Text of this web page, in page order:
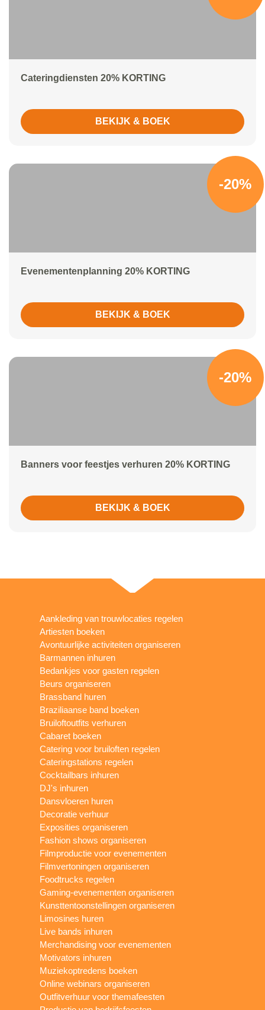
Cateringdiensten 20% KORTING
BEKIJK & BOEK
-20%
Evenementenplanning 20% KORTING
BEKIJK & BOEK
-20%
Banners voor feestjes verhuren 20% KORTING
BEKIJK & BOEK
Aankleding van trouwlocaties regelen
Artiesten boeken
Avontuurlijke activiteiten organiseren
Barmannen inhuren
Bedankjes voor gasten regelen
Beurs organiseren
Brassband huren
Braziliaanse band boeken
Bruiloftoutfits verhuren
Cabaret boeken
Catering voor bruiloften regelen
Cateringstations regelen
Cocktailbars inhuren
DJ's inhuren
Dansvloeren huren
Decoratie verhuur
Exposities organiseren
Fashion shows organiseren
Filmproductie voor evenementen
Filmvertoningen organiseren
Foodtrucks regelen
Gaming-evenementen organiseren
Kunsttentoonstellingen organiseren
Limosines huren
Live bands inhuren
Merchandising voor evenementen
Motivators inhuren
Muziekoptredens boeken
Online webinars organiseren
Outfitverhuur voor themafeesten